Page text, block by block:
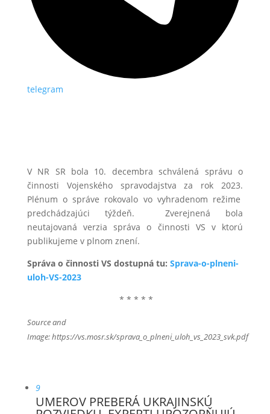
telegram
V NR SR bola 10. decembra schválená správu o
činnosti Vojenského spravodajstva za rok 2023.
Plénum o správe rokovalo vo vyhradenom režime
predchádzajúci týždeň. Zverejnená bola
neutajovaná verzia správa o činnosti VS v ktorú
publikujeme v plnom znení.
Správa o činnosti VS dostupná tu: Sprava-o-plneni-
uloh-VS-2023
* * * * *
Source and
Image: https://vs.mosr.sk/sprava_o_plneni_uloh_vs_2023_svk.pdf
9
UMEROV PREBERÁ UKRAJINSKÚ